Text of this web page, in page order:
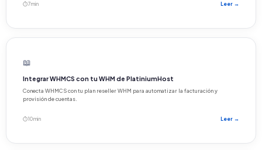
⏱ 7 min Leer →
📖
Integrar WHMCS con tu WHM de PlatiniumHost
Conecta WHMCS con tu plan reseller WHM para automatizar la facturación y
provisión de cuentas.
⏱ 10 min Leer →